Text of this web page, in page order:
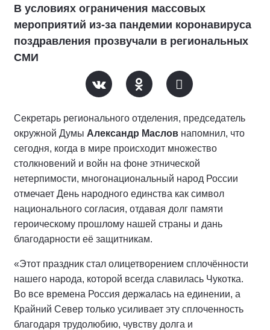
В условиях ограничения массовых
мероприятий из-за пандемии коронавируса
поздравления прозвучали в региональных
СМИ
Секретарь регионального отделения, председатель
окружной Думы Александр Маслов напомнил, что
сегодня, когда в мире происходит множество
столкновений и войн на фоне этнической
нетерпимости, многонациональный народ России
отмечает День народного единства как символ
национального согласия, отдавая долг памяти
героическому прошлому нашей страны и дань
благодарности её защитникам.
«Этот праздник стал олицетворением сплочённости
нашего народа, которой всегда славилась Чукотка.
Во все времена Россия держалась на единении, а
Крайний Север только усиливает эту сплоченность
благодаря трудолюбию, чувству долга и